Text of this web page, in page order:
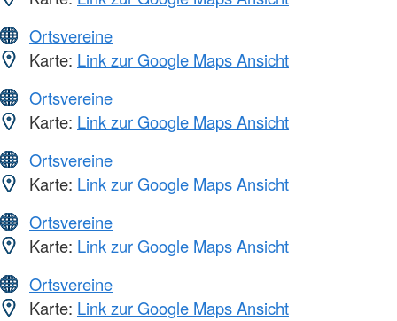
Ortsvereine
Karte: Link zur Google Maps Ansicht
Ortsvereine
Karte: Link zur Google Maps Ansicht
Ortsvereine
Karte: Link zur Google Maps Ansicht
Ortsvereine
Karte: Link zur Google Maps Ansicht
Ortsvereine
Karte: Link zur Google Maps Ansicht